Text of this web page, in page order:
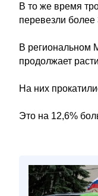
В то же время
перевезли
В региональном
продолжает
На них
Это на 12,6%